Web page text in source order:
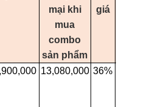
mại khi
mua
combo
sản phẩm
giá
13,080,000 36%